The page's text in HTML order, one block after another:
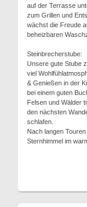
auf der Terrasse
zum Grillen und
wächst die Freude
beheizbaren
Steinbrecherstube:
Unsere gute Stube
viel
& Genießen in der
bei einem guten
Felsen und Wälder
den nächsten
schlafen.
Nach langen
Sternhimmel im